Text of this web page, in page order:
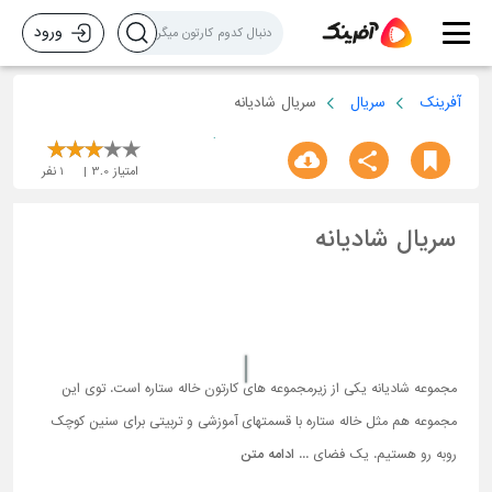
ورود
آفرینک سریال سریال شادیانه
امتیاز 3.0
1 نفر
سریال شادیانه
مجموعه شادیانه یکی از زیرمجموعه های کارتون خاله ستاره است. توی این
مجموعه هم مثل خاله ستاره با قسمتهای آموزشی و تربیتی برای سنین کوچک
روبه رو هستیم. یک فضای ... ادامه متن